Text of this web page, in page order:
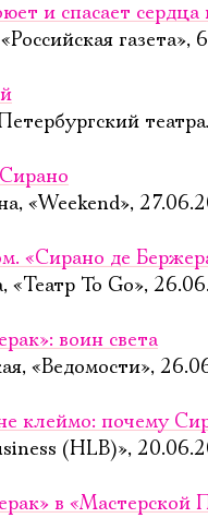
и спасает
газета»,
«Weekend»,
«Сирано де
«Театр To Go»,
воин света
«Ведомости»,
клеймо: почему
(HLB)»,
в «Мастерской